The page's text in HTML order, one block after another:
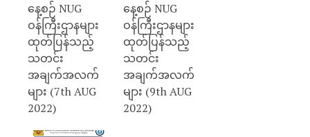
နေ့စဉ် NUG
ဝန်ကြီးဌာနများ
ထုတ်ပြန်သည့်
သတင်း
အချက်အလက်
များ (7th AUG
2022)
နေ့စဉ် NUG
ဝန်ကြီးဌာနများ
ထုတ်ပြန်သည့်
သတင်း
အချက်အလက်
များ (9th AUG
2022)